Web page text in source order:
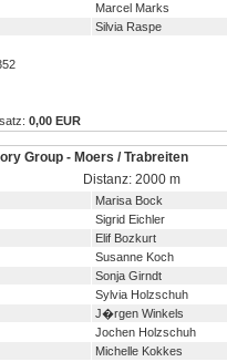
Marcel Marks
Silvia Raspe
0,00 EUR
Group - Moers / Trabreiten
Distanz: 2000 m
Marisa Bock
Sigrid Eichler
Elif Bozkurt
Susanne Koch
Sonja Girndt
Sylvia Holzschuh
J�rgen Winkels
Jochen Holzschuh
Michelle Kokkes